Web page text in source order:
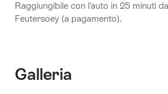
Raggiungibile con l’auto in 25 minuti
Feutersoey (a pagamento).
Galleria